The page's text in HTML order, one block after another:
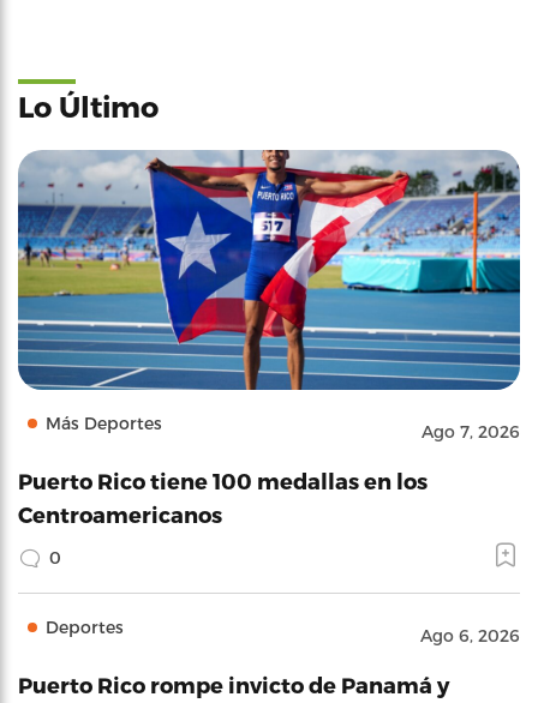
Lo Último
Más Deportes Ago 7, 2026
Puerto Rico tiene 100 medallas en los
Centroamericanos
0
Deportes Ago 6, 2026
Puerto Rico rompe invicto de Panamá y